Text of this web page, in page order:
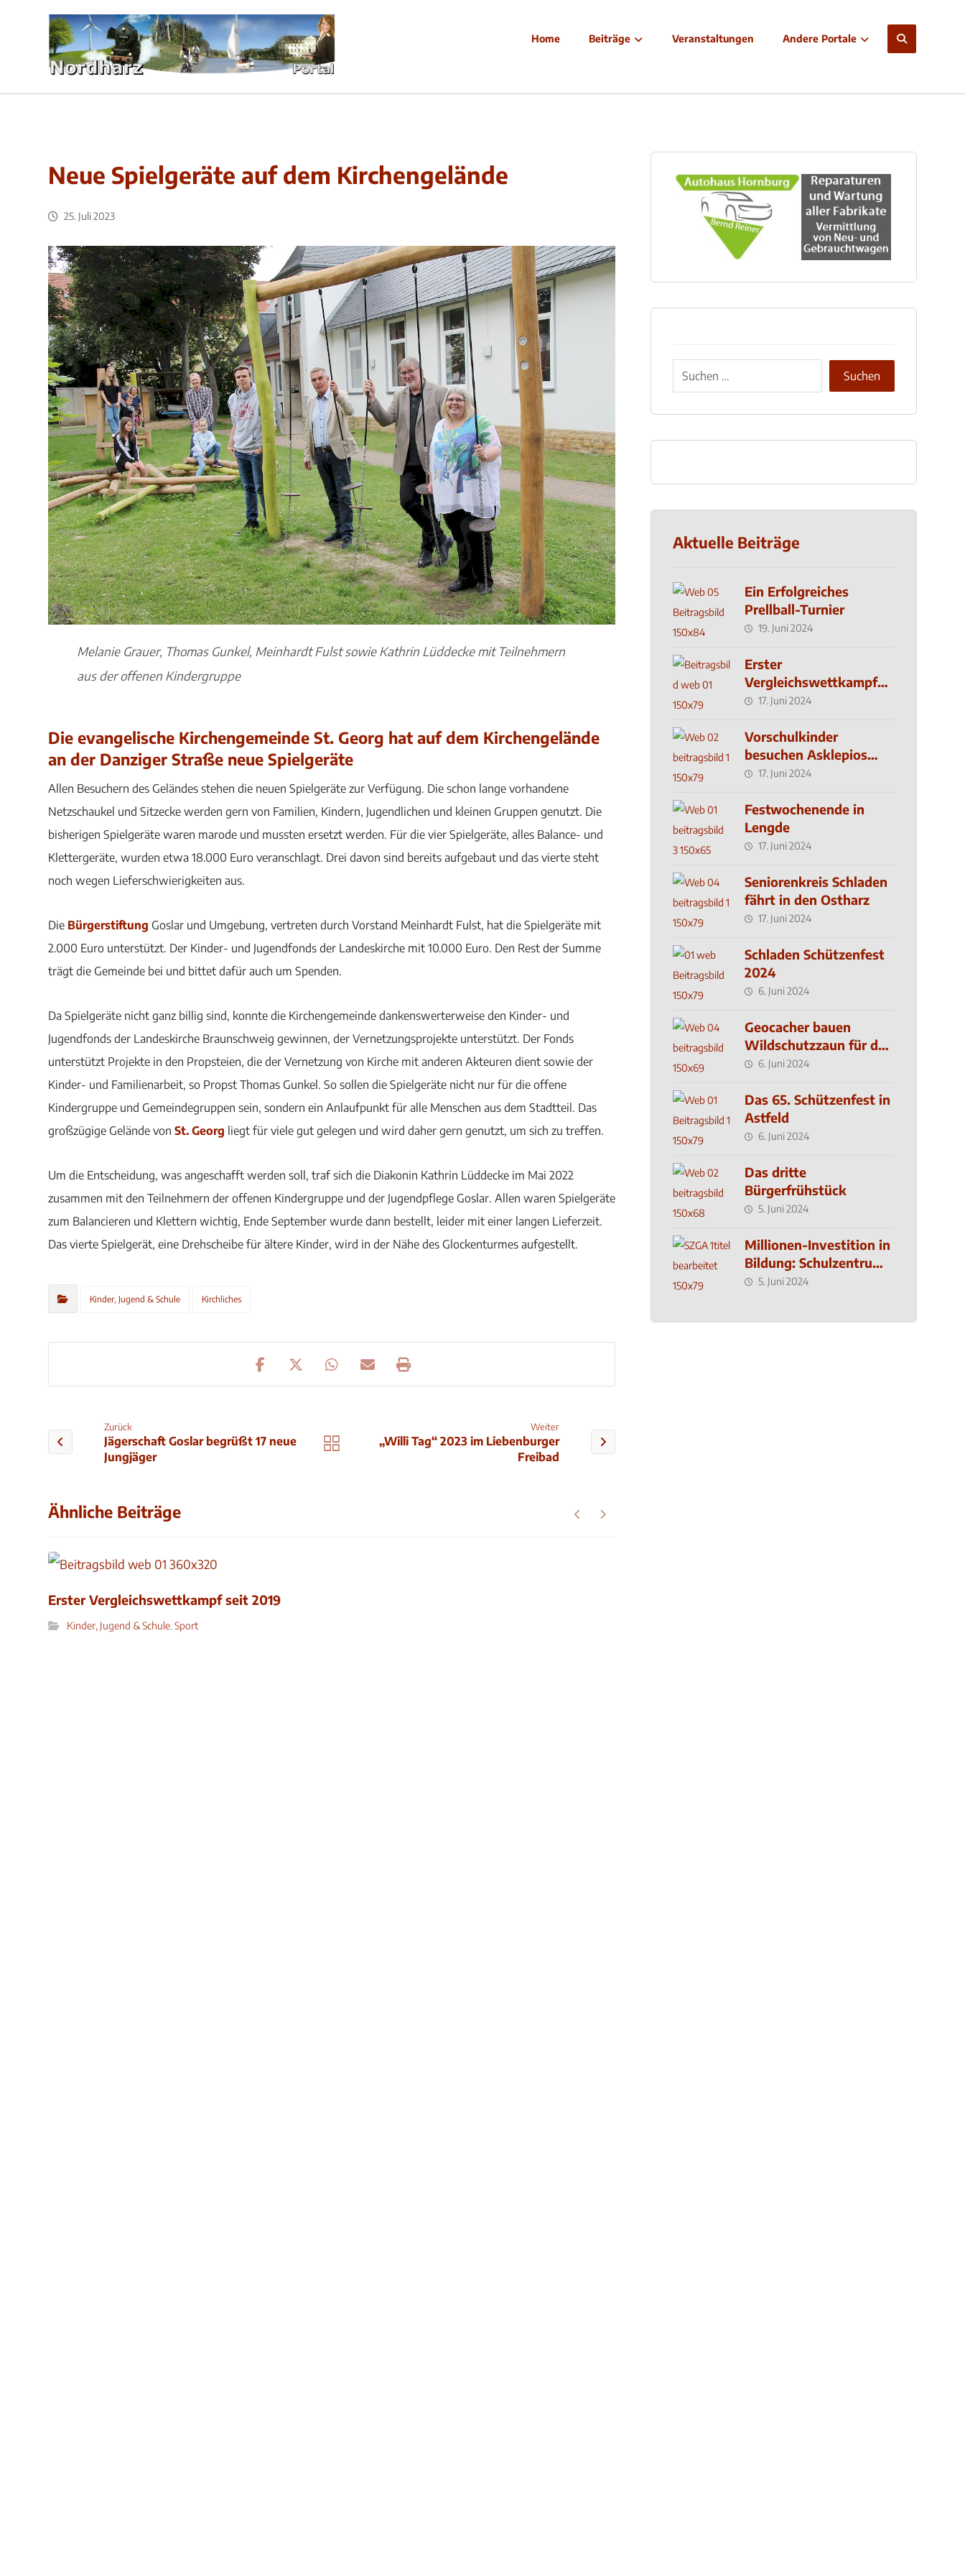
Home Beiträge Veranstaltungen Andere Portale
Neue Spielgeräte auf dem Kirchengelände
25. Juli 2023
Melanie Grauer, Thomas Gunkel, Meinhardt Fulst sowie Kathrin Lüddecke mit Teilnehmern
aus der offenen Kindergruppe
Die evangelische Kirchengemeinde St. Georg hat auf dem Kirchengelände
an der Danziger Straße neue Spielgeräte
Allen Besuchern des Geländes stehen die neuen Spielgeräte zur Verfügung. Die schon lange vorhandene
Netzschaukel und Sitzecke werden gern von Familien, Kindern, Jugendlichen und kleinen Gruppen genutzt. Die
bisherigen Spielgeräte waren marode und mussten ersetzt werden. Für die vier Spielgeräte, alles Balance- und
Klettergeräte, wurden etwa 18.000 Euro veranschlagt. Drei davon sind bereits aufgebaut und das vierte steht
noch wegen Lieferschwierigkeiten aus.
Die Bürgerstiftung Goslar und Umgebung, vertreten durch Vorstand Meinhardt Fulst, hat die Spielgeräte mit
2.000 Euro unterstützt. Der Kinder- und Jugendfonds der Landeskirche mit 10.000 Euro. Den Rest der Summe
trägt die Gemeinde bei und bittet dafür auch um Spenden.
Da Spielgeräte nicht ganz billig sind, konnte die Kirchengemeinde dankenswerterweise den Kinder- und
Jugendfonds der Landeskirche Braunschweig gewinnen, der Vernetzungsprojekte unterstützt. Der Fonds
unterstützt Projekte in den Propsteien, die der Vernetzung von Kirche mit anderen Akteuren dient sowie der
Kinder- und Familienarbeit, so Propst Thomas Gunkel. So sollen die Spielgeräte nicht nur für die offene
Kindergruppe und Gemeindegruppen sein, sondern ein Anlaufpunkt für alle Menschen aus dem Stadtteil. Das
großzügige Gelände vonSt. Georg liegt für viele gut gelegen und wird daher gern genutzt, um sich zu treffen.
Um die Entscheidung, was angeschafft werden soll, traf sich die Diakonin Kathrin Lüddecke im Mai 2022
zusammen mit den Teilnehmern der offenen Kindergruppe und der Jugendpflege Goslar. Allen waren Spielgeräte
zum Balancieren und Klettern wichtig, Ende September wurde dann bestellt, leider mit einer langen Lieferzeit.
Das vierte Spielgerät, eine Drehscheibe für ältere Kinder, wird in der Nähe des Glockenturmes aufgestellt.
Kinder, Jugend & Schule Kirchliches
Zurück
Jägerschaft Goslar begrüßt 17 neue
Jungjäger
Weiter
„Willi Tag“ 2023 im Liebenburger
Freibad
Ähnliche Beiträge
Erster Vergleichswettkampf seit 2019
Kinder, Jugend & Schule,Sport
Aktuelle Beiträge
Ein Erfolgreiches
Prellball-Turnier
19. Juni 2024
Erster
Vergleichswettkampf
seit 2019
17. Juni 2024
Vorschulkinder
besuchen Asklepios
Klinik
17. Juni 2024
Festwochenende in
Lengde
17. Juni 2024
Seniorenkreis Schladen
fährt in den Ostharz
17. Juni 2024
Schladen Schützenfest
2024
6. Juni 2024
Geocacher bauen
Wildschutzzaun für den
MachMit! Wald
6. Juni 2024
Das 65. Schützenfest in
Astfeld
6. Juni 2024
Das dritte
Bürgerfrühstück
5. Juni 2024
Millionen-Investition in
Bildung: Schulzentrum-
Neubau
5. Juni 2024